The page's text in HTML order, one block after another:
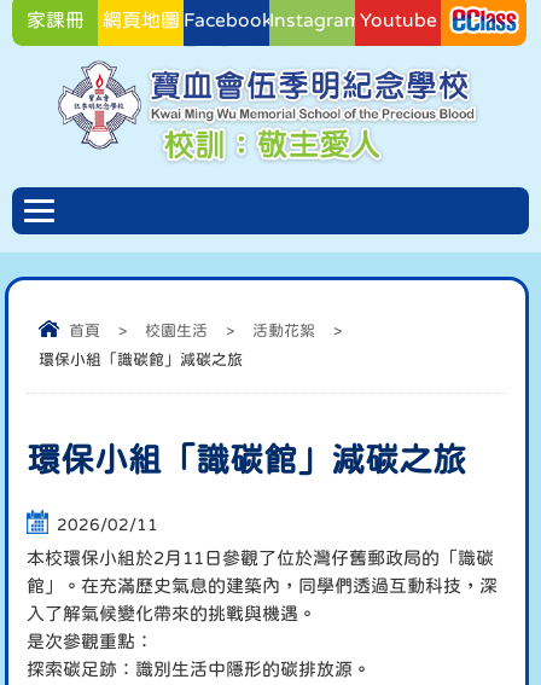
家課冊 網頁地圖 FacebookInstagramYoutube
首頁 > 校園生活 > 活動花絮
>
環保小組「識碳館」減碳之旅
環保小組「識碳館」減碳之旅
2026/02/11
本校環保小組於2月11日參觀了位於灣仔舊郵政局的「識碳
館」。在充滿歷史氣息的建築內，同學們透過互動科技，深
入了解氣候變化帶來的挑戰與機遇。
是次參觀重點：
探索碳足跡：識別生活中隱形的碳排放源。